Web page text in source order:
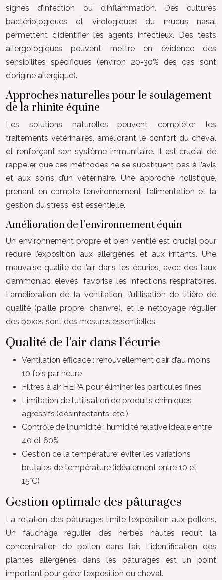
signes d’infection ou d’inflammation. Des cultures
bactériologiques et virologiques du mucus nasal
permettent d’identifier les agents infectieux. Des tests
allergologiques peuvent mettre en évidence des
sensibilités spécifiques (environ 20-30% des cas sont
d’origine allergique).
Approches naturelles pour le soulagement
de la rhinite équine
Les solutions naturelles peuvent compléter les
traitements vétérinaires, améliorant le confort du cheval
et renforçant son système immunitaire. Il est crucial de
rappeler que ces méthodes ne se substituent pas à l’avis
et aux soins d’un vétérinaire. Une approche holistique,
prenant en compte l’environnement, l’alimentation et la
gestion du stress, est essentielle.
Amélioration de l’environnement équin
Un environnement propre et bien ventilé est crucial pour
réduire l’exposition aux allergènes et aux irritants. Une
mauvaise qualité de l’air dans les écuries, avec des taux
d’ammoniac élevés, favorise les infections respiratoires.
L’amélioration de la ventilation, l’utilisation de litière de
qualité (paille propre, chanvre), et le nettoyage régulier
des boxes sont des mesures essentielles.
Qualité de l’air dans l’écurie
Ventilation efficace : renouvellement d’air d’au moins
10 fois par heure
Filtres à air HEPA pour éliminer les particules fines
Limitation de l’utilisation de produits chimiques
agressifs (désinfectants, etc.)
Contrôle de l’humidité : humidité relative idéale entre
40 et 60%
Gestion de la température: éviter les variations
brutales de température (idéalement entre 10 et
15°C)
Gestion optimale des pâturages
La rotation des pâturages limite l’exposition aux pollens.
Un fauchage régulier des herbes hautes réduit la
concentration de pollen dans l’air. L’identification des
plantes allergènes dans les pâturages est un point
important pour gérer l’exposition du cheval.